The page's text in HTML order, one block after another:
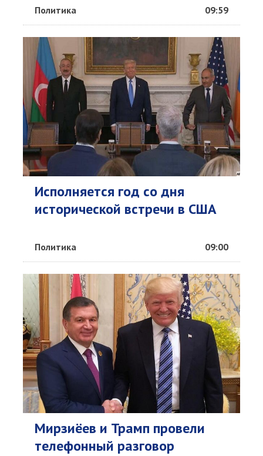
Политика 09:59
Исполняется год со дня
исторической встречи в США
Политика 09:00
Мирзиёев и Трамп провели
телефонный разговор